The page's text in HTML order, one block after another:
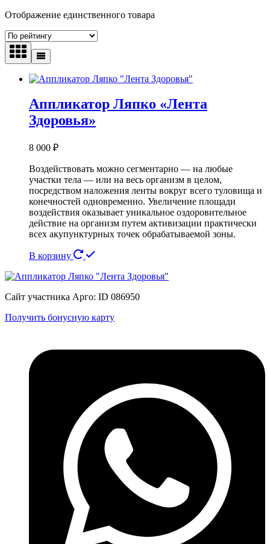
Отображение единственного товара
Аппликатор Ляпко «Лента
Здоровья»
8 000 ₽
Воздействовать можно сегментарно — на любые
участки тела — или на весь организм в целом,
посредством наложения ленты вокруг всего туловища и
конечностей одновременно. Увеличение площади
воздействия оказывает уникальное оздоровительное
действие на организм путем активизации практически
всех акупунктурных точек обрабатываемой зоны.
В корзину
Сайт участника Арго: ID 086950
Получить бонусную карту